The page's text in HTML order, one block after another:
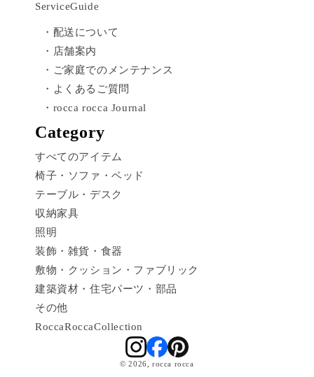
ServiceGuide
・配送について
・店舗案内
・ご家庭でのメンテナンス
・よくあるご質問
・rocca rocca Journal
Category
すべてのアイテム
椅子・ソファ・ベッド
テーブル・デスク
収納家具
照明
装飾・雑貨・食器
敷物・クッション・ファブリック
建築資材・住宅パーツ・部品
その他
RoccaRoccaCollection
© 2026,rocca rocca